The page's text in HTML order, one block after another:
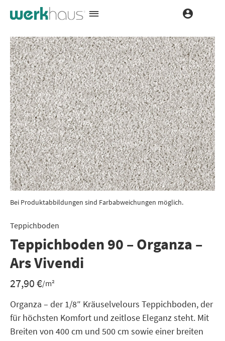
Bei Produktabbildungen sind Farbabweichungen möglich.
Teppichboden
Teppichboden 90 – Organza –
Ars Vivendi
27,90€/m²
Organza – der 1/8″ Kräuselvelours Teppichboden, der
für höchsten Komfort und zeitlose Eleganz steht. Mit
Breiten von 400 cm und 500 cm sowie einer breiten